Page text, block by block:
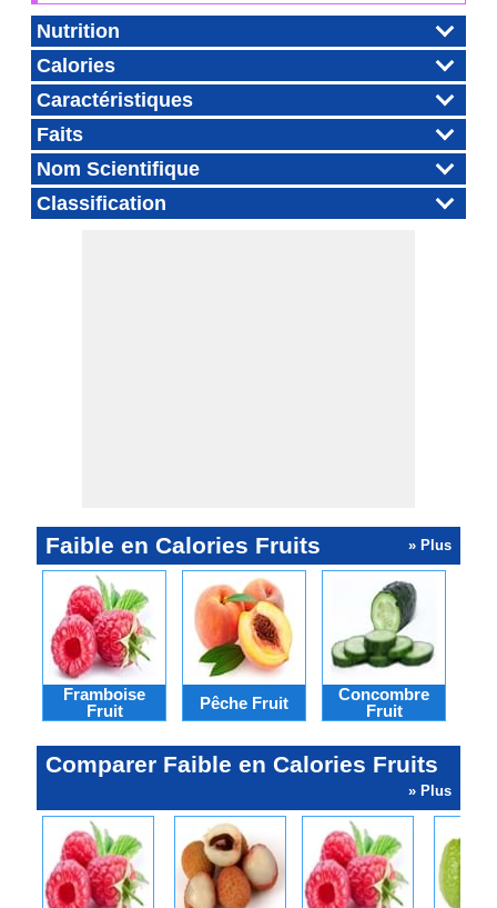
Nutrition
Calories
Caractéristiques
Faits
Nom Scientifique
Classification
Faible en Calories Fruits » Plus
Framboise
Fruit
Pêche Fruit
Concombre
Fruit
Comparer Faible en Calories Fruits
» Plus